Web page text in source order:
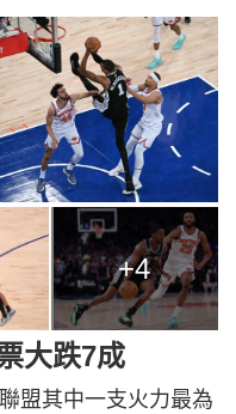
+4
大跌7成
盟其中一支火力最為